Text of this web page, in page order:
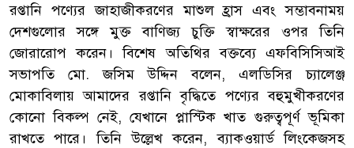
রপ্তানি পণ্যের জাহাজীকরণের মাশুল হ্রাস এবং সম্ভাবনাময়
দেশগুলোর সঙ্গে মুক্ত বাণিজ্য চুক্তি স্বাক্ষরের ওপর তিনি
জোরারোপ করেন। বিশেষ অতিথির বক্তব্যে এফবিসিসিআই
সভাপতি মো. জসিম উদ্দিন বলেন, এলডিসির চ্যালেঞ্জ
মোকাবিলায় আমাদের রপ্তানি বৃদ্ধিতে পণ্যের বহুমুখীকরণের
কোনো বিকল্প নেই, যেখানে প্লাস্টিক খাত গুরুত্বপূর্ণ ভূমিকা
রাখতে পারে। তিনি উল্লেখ করেন, ব্যাকওয়ার্ড লিংকেজসহ